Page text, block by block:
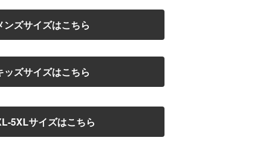
ンズサイズはこちら
ッズサイズはこちら
5XLサイズはこちら